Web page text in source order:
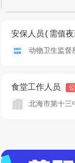
安保人员(需值
动物卫生监督
食堂工作人员
北海市第十三